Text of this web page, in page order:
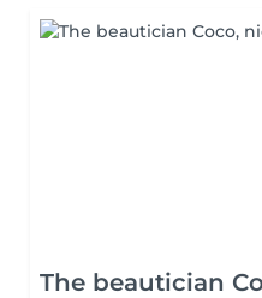
The beautician